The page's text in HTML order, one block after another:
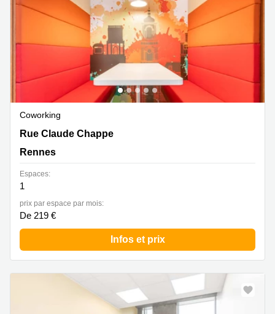
Coworking
2 Rue Claude Chappe, Rennes
Rue Claude Chappe
Rennes
Espaces:
1
prix par espace par mois:
De 219 €
Infos et prix